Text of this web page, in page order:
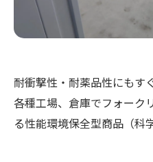
耐衝撃性・耐薬品性にもす
各種工場、倉庫でフォーク
る性能環境保全型商品（科